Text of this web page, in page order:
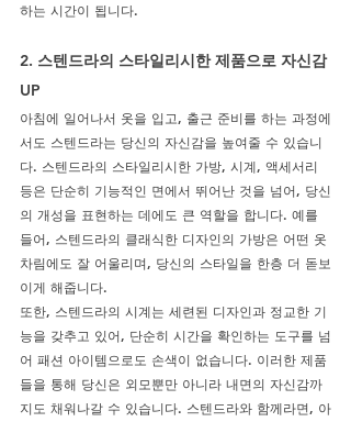
하는 시간이 됩니다.
2. 스텐드라의 스타일리시한 제품으로 자신감
UP
아침에 일어나서 옷을 입고, 출근 준비를 하는 과정에
서도 스텐드라는 당신의 자신감을 높여줄 수 있습니
다. 스텐드라의 스타일리시한 가방, 시계, 액세서리
등은 단순히 기능적인 면에서 뛰어난 것을 넘어, 당신
의 개성을 표현하는 데에도 큰 역할을 합니다. 예를
들어, 스텐드라의 클래식한 디자인의 가방은 어떤 옷
차림에도 잘 어울리며, 당신의 스타일을 한층 더 돋보
이게 해줍니다.
또한, 스텐드라의 시계는 세련된 디자인과 정교한 기
능을 갖추고 있어, 단순히 시간을 확인하는 도구를 넘
어 패션 아이템으로도 손색이 없습니다. 이러한 제품
들을 통해 당신은 외모뿐만 아니라 내면의 자신감까
지도 채워나갈 수 있습니다. 스텐드라와 함께라면, 아